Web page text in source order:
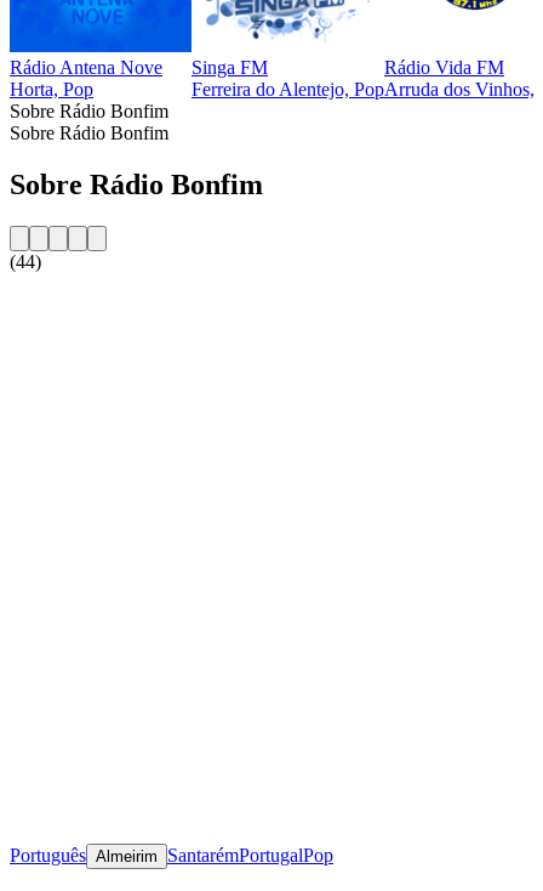
Rádio Antena Nove
Horta, Pop
Singa FM
Ferreira do Alentejo, Pop
Rádio Vida FM
Arruda dos Vinhos,
Sobre Rádio Bonfim
Sobre Rádio Bonfim
Sobre Rádio Bonfim
(44)
Português Almeirim SantarémPortugalPop